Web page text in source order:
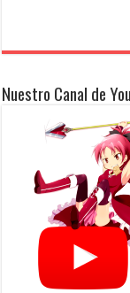
Nuestro Canal de